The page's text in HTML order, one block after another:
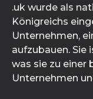
.uk wurde als
Königreichs
Unternehmen,
aufzubauen.
was sie zu einer
Unternehmen